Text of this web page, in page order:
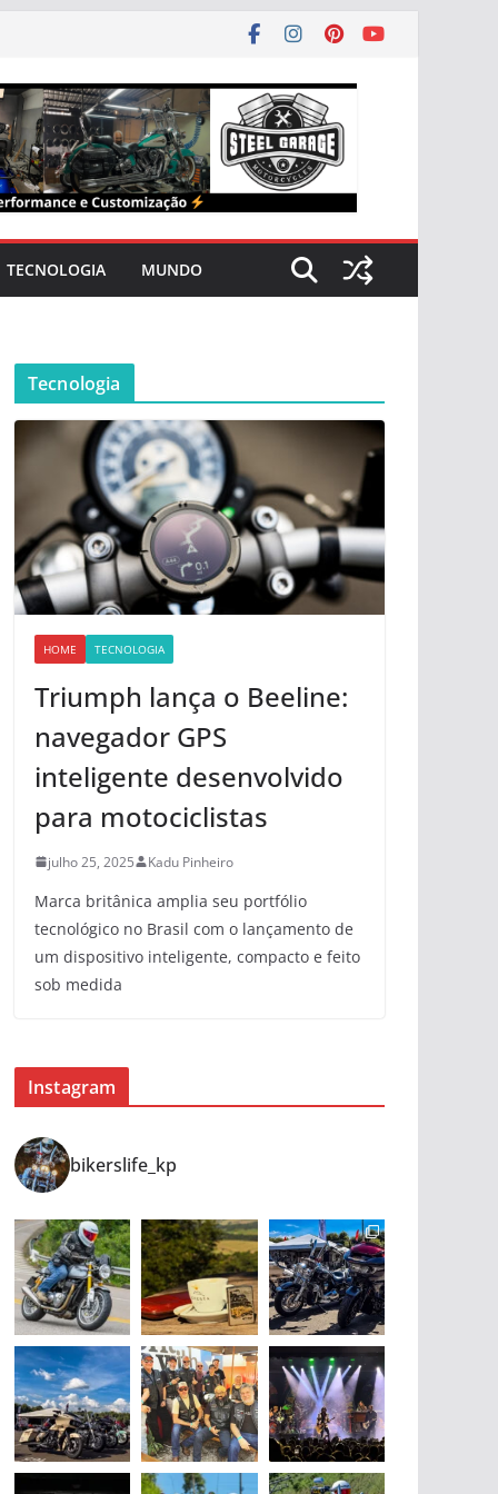
TECNOLOGIA MUNDO
Tecnologia
HOME TECNOLOGIA
Triumph lança o Beeline:
navegador GPS
inteligente desenvolvido
para motociclistas
julho 25, 2025 Kadu Pinheiro
Marca britânica amplia seu portfólio
tecnológico no Brasil com o lançamento de
um dispositivo inteligente, compacto e feito
sob medida
Instagram
bikerslife_kp